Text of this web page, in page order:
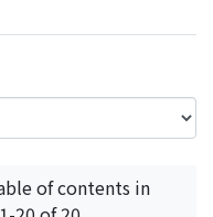
of contents in